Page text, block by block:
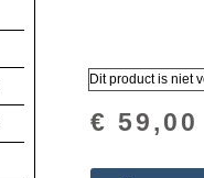
Dit product is niet
€ 59,00